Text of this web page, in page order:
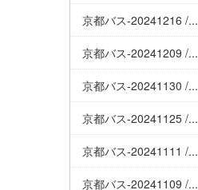
京都バス-20241216 /...
京都バス-20241209 /...
京都バス-20241130 /...
京都バス-20241125 /...
京都バス-20241111 /...
京都バス-20241109 /...